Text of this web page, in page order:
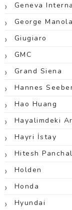
Geneva
George
Giugiaro
GMC
Grand Siena
Hannes
Hao Huang
Hayalimdeki
Hayri İstay
Hitesh Panchal
Holden
Honda
Hyundai